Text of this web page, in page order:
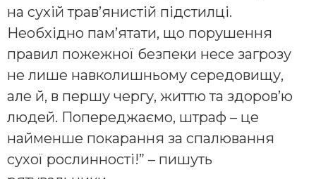
на сухій трав’янистій підстилці.
Необхідно пам’ятати, що порушення
правил пожежної безпеки несе загрозу
не лише навколишньому середовищу,
але й, в першу чергу, життю та здоров’ю
людей. Попереджаємо, штраф – це
найменше покарання за спалювання
сухої рослинності!” – пишуть